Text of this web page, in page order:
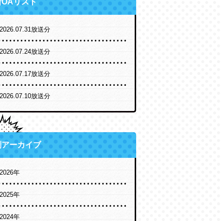
2026.07.31放送分
2026.07.24放送分
2026.07.17放送分
2026.07.10放送分
ーカイブ
2026年
2025年
2024年